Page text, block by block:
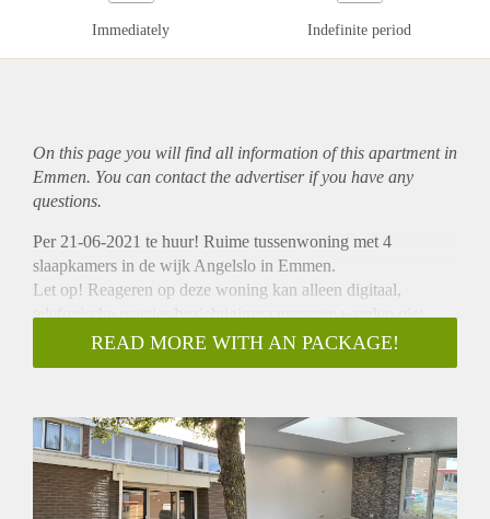
Immediately Indefinite period
On this page you will find all information of this apartmentin
Emmen. You can contact the advertiser if you have any
questions.
Per 21-06-2021 te huur! Ruime tussenwoning met 4
slaapkamers in de wijk Angelslo in Emmen.
Let op! Reageren op deze woning kan alleen digitaal,
telefonische reacties/bezichtigingsaanvragen worden niet
meegenomen in de toewijzingsprocedure.
Indeling:
- Ruime badkamer met douche en wastafel;
- Tuingerichte woonkamer met veel lichtinval en toegang
naar de achtertuin.
Verdieping:
READ MORE WITH AN PACKAGE!